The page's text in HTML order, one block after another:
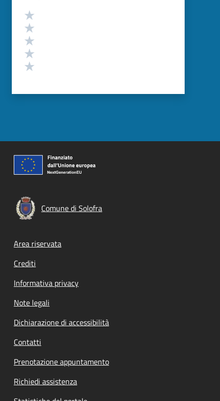
Valutazione
Comune di Solofra
Footer menu
Area riservata
Crediti
Informativa privacy
Note legali
Dichiarazione di accessibilità
Contatti
Prenotazione appuntamento
Richiedi assistenza